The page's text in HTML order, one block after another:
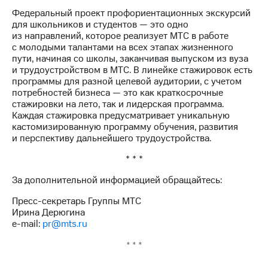
Регистратор
Реквизиты
Контакты
развитие
деловая этика
На главную
Федеральный проект профориентационных экскурсий
для школьников и студентов — это одно
из направлений, которое реализует МТС в работе
с молодыми талантами на всех этапах жизненного
пути, начиная со школы, заканчивая выпуском из вуза
и трудоустройством в МТС. В линейке стажировок есть
программы для разной целевой аудитории, с учетом
потребностей бизнеса — это как краткосрочные
стажировки на лето, так и лидерская программа.
Каждая стажировка предусматривает уникальную
кастомизированную программу обучения, развития
и перспективу дальнейшего трудоустройства.
* * *
За дополнительной информацией обращайтесь:
Пресс-секретарь Группы МТС
Ирина Дерюгина
e-mail: pr@mts.ru
* * *